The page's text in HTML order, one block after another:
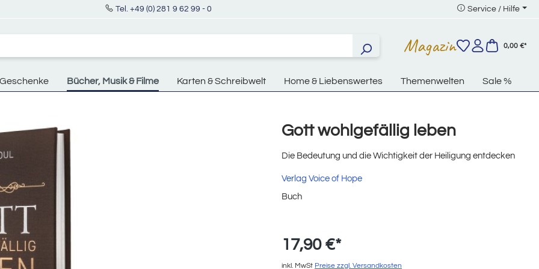
Tel. +49 (0) 281 9 62 99 - 0 Service / Hilfe
Magazin 0,00 €*
Geschenke Bücher, Musik & Filme Karten & Schreibwelt Home & Liebenswertes Themenwelten Sale %
Gott wohlgefällig leben
Die Bedeutung und die Wichtigkeit der Heiligung entdecken
Verlag Voice of Hope
Buch
17,90 €*
inkl. MwSt Preise zzgl. Versandkosten